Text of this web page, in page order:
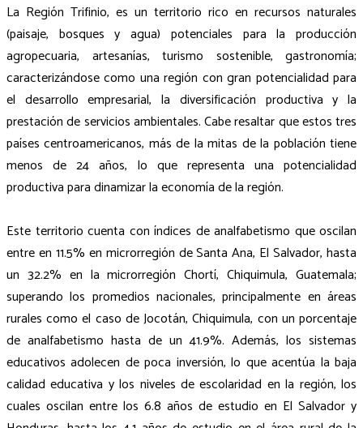
La Región Trifinio, es un territorio rico en recursos naturales
(paisaje, bosques y agua) potenciales para la producción
agropecuaria, artesanías, turismo sostenible, gastronomía;
caracterizándose como una región con gran potencialidad para
el desarrollo empresarial, la diversificación productiva y la
prestación de servicios ambientales. Cabe resaltar que estos tres
países centroamericanos, más de la mitas de la población tiene
menos de 24 años, lo que representa una potencialidad
productiva para dinamizar la economía de la región.
Este territorio cuenta con índices de analfabetismo que oscilan
entre en 11.5% en microrregión de Santa Ana, El Salvador, hasta
un 32.2% en la microrregión Chortí, Chiquimula, Guatemala;
superando los promedios nacionales, principalmente en áreas
rurales como el caso de Jocotán, Chiquimula, con un porcentaje
de analfabetismo hasta de un 41.9%. Además, los sistemas
educativos adolecen de poca inversión, lo que acentúa la baja
calidad educativa y los niveles de escolaridad en la región, los
cuales oscilan entre los 6.8 años de estudio en El Salvador y